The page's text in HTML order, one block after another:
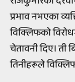
प्रभाव नभएका
विक्लिफको
चेतावनी दिए। ती
तिनीहरूले